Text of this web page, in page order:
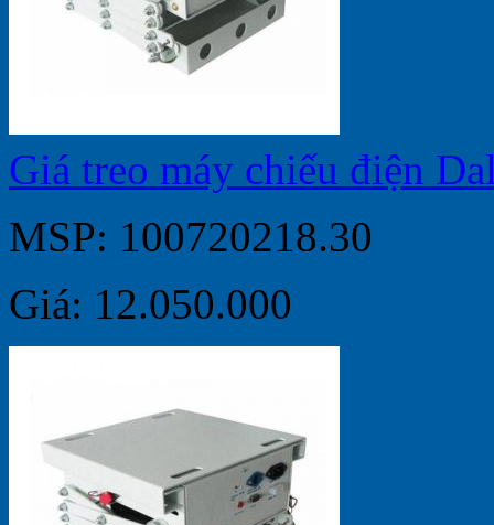
Giá treo máy chiếu điện
MSP: 100720218.30
Giá: 12.050.000